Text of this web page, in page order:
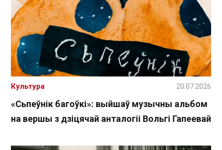
«Сьпеўнік багоўкі»: выйшаў музычны альбом
на вершы з дзіцячай анталогіі Вольгі Гапеевай
Культура 20.07.2026